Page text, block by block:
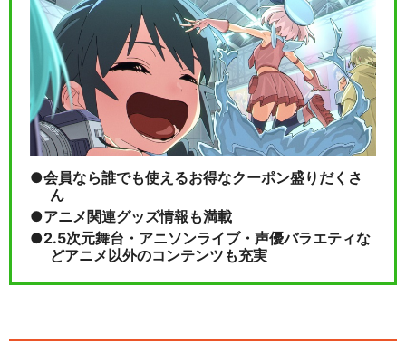
ミュージカル『刀剣乱舞』 五
周年記念 壽 乱舞…
閉じる
会員なら誰でも使えるお得なクーポン盛りだくさ
ん
アニメ関連グッズ情報も満載
2.5次元舞台・アニソンライブ・声優バラエティな
どアニメ以外のコンテンツも充実